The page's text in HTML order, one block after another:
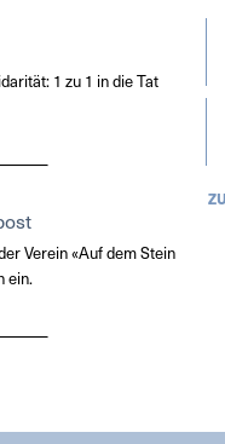
1 zu 1 in die Tat
Verein «Auf dem Stein
ein.